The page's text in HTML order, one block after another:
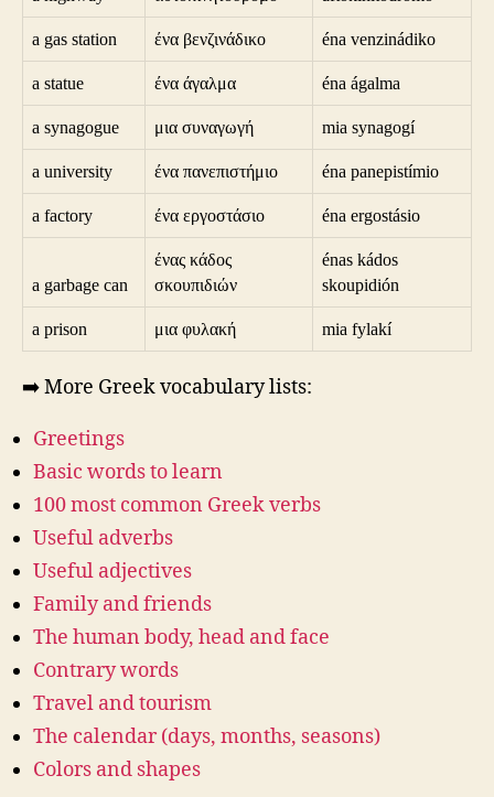
a gas station ένα βενζινάδικο éna venzinádiko
a statue ένα άγαλμα éna ágalma
a synagogue μια συναγωγή mia synagogí
a university ένα πανεπιστήμιο éna panepistímio
a factory ένα εργοστάσιο éna ergostásio
a garbage can
ένας κάδος
σκουπιδιών
énas kádos
skoupidión
a prison μια φυλακή mia fylakí
➡️ More Greek vocabulary lists:
Greetings
Basic words to learn
100 most common Greek verbs
Useful adverbs
Useful adjectives
Family and friends
The human body, head and face
Contrary words
Travel and tourism
The calendar (days, months, seasons)
Colors and shapes